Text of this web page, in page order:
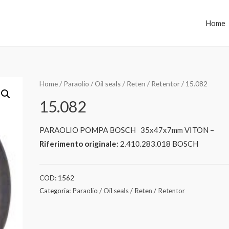
Home
Home/ Paraolio / Oil seals / Reten / Retentor/ 15.082
15.082
PARAOLIO POMPA BOSCH 35x47x7mm VITON –
Riferimento originale: 2.410.283.018 BOSCH
COD: 1562
Categoria: Paraolio / Oil seals / Reten / Retentor